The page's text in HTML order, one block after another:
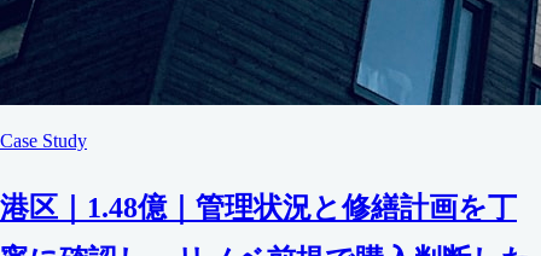
Case Study
港区｜1.48億｜管理状況と修繕計画を丁